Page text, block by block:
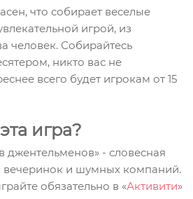
что собирает веселые
игрой, из
человек. Собирайтесь
никто вас не
всего будет игрокам от 15
игра?
джентельменов» - словесная
вечеринок и шумных компаний.
обязательно в «Активити»